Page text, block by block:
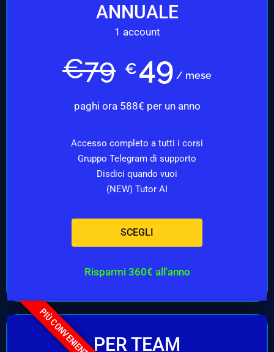
ANNUALE
1 account
€79 €49 / mese
paghi ora 588€ per un anno
Accesso completo a tutti i corsi
Gruppo Telegram di supporto
Disdici quando vuoi
(NEW) Tutor AI
SCEGLI
Risparmi 360€ all'anno
PIÙ CONVENIENTEPER TEAM